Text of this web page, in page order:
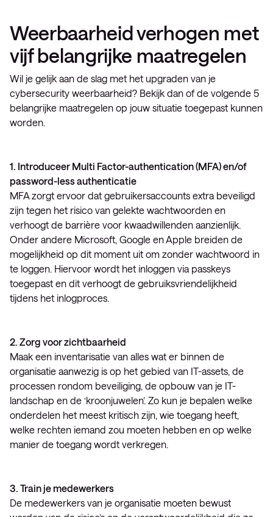
Weerbaarheid verhogen met
vijf belangrijke maatregelen
Wil je gelijk aan de slag met het upgraden van je
cybersecurity weerbaarheid? Bekijk dan of de volgende 5
belangrijke maatregelen op jouw situatie toegepast kunnen
worden.
1. Introduceer Multi Factor-authentication (MFA) en/of
password-less authenticatie
MFA zorgt ervoor dat gebruikersaccounts extra beveiligd
zijn tegen het risico van gelekte wachtwoorden en
verhoogt de barrière voor kwaadwillenden aanzienlijk.
Onder andere Microsoft, Google en Apple breiden de
mogelijkheid op dit moment uit om zonder wachtwoord in
te loggen. Hiervoor wordt het inloggen via passkeys
toegepast en dit verhoogt de gebruiksvriendelijkheid
tijdens het inlogproces.
2. Zorg voor zichtbaarheid
Maak een inventarisatie van alles wat er binnen de
organisatie aanwezig is op het gebied van IT-assets, de
processen rondom beveiliging, de opbouw van je IT-
landschap en de ‘kroonjuwelen’. Zo kun je bepalen welke
onderdelen het meest kritisch zijn, wie toegang heeft,
welke rechten iemand zou moeten hebben en op welke
manier de toegang wordt verkregen.
3. Train je medewerkers
De medewerkers van je organisatie moeten bewust